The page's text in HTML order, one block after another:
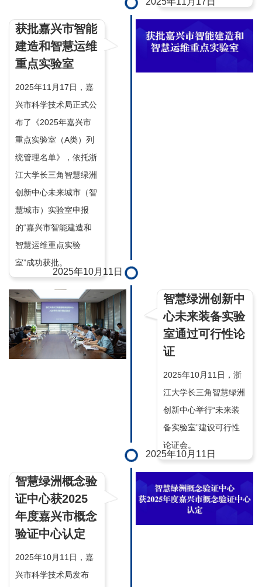
获批嘉兴市智能
建造和智慧运维
重点实验室
2025年11月17日，嘉
兴市科学技术局正式公
布了《2025年嘉兴市
重点实验室（A类）列
统管理名单》，依托浙
江大学长三角智慧绿洲
创新中心未来城市（智
慧城市）实验室申报
的“嘉兴市智能建造和
智慧运维重点实验
室”成功获批。
智慧绿洲创新中
心未来装备实验
室通过可行性论
证
2025年10月11日，浙
江大学长三角智慧绿洲
创新中心举行“未来装
备实验室”建设可行性
论证会。
2025年10月11日
智慧绿洲概念验
证中心获2025
年度嘉兴市概念
验证中心认定
2025年10月11日，嘉
兴市科学技术局发布
2025年10月11日